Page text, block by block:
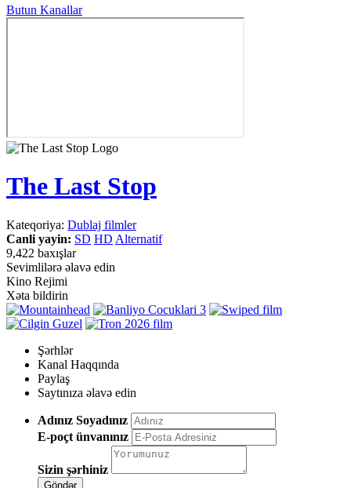
Butun Kanallar
The Last Stop
Kateqoriya: Dublaj filmler
Canli yayin: SD HD Alternatif
9,422 baxışlar
Sevimlilərə əlavə edin
Kino Rejimi
Xəta bildirin
Şərhlər
Kanal Haqqında
Paylaş
Saytınıza əlavə edin
Adınız Soyadınız
E-poçt ünvanınız
Sizin şərhiniz